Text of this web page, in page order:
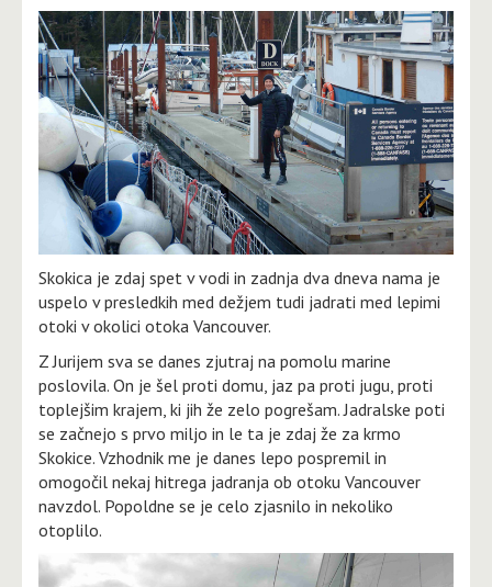
Skokica je zdaj spet v vodi in zadnja dva dneva nama je
uspelo v presledkih med dežjem tudi jadrati med lepimi
otoki v okolici otoka Vancouver.
Z Jurijem sva se danes zjutraj na pomolu marine
poslovila. On je šel proti domu, jaz pa proti jugu, proti
toplejšim krajem, ki jih že zelo pogrešam. Jadralske poti
se začnejo s prvo miljo in le ta je zdaj že za krmo
Skokice. Vzhodnik me je danes lepo pospremil in
omogočil nekaj hitrega jadranja ob otoku Vancouver
navzdol. Popoldne se je celo zjasnilo in nekoliko
otoplilo.